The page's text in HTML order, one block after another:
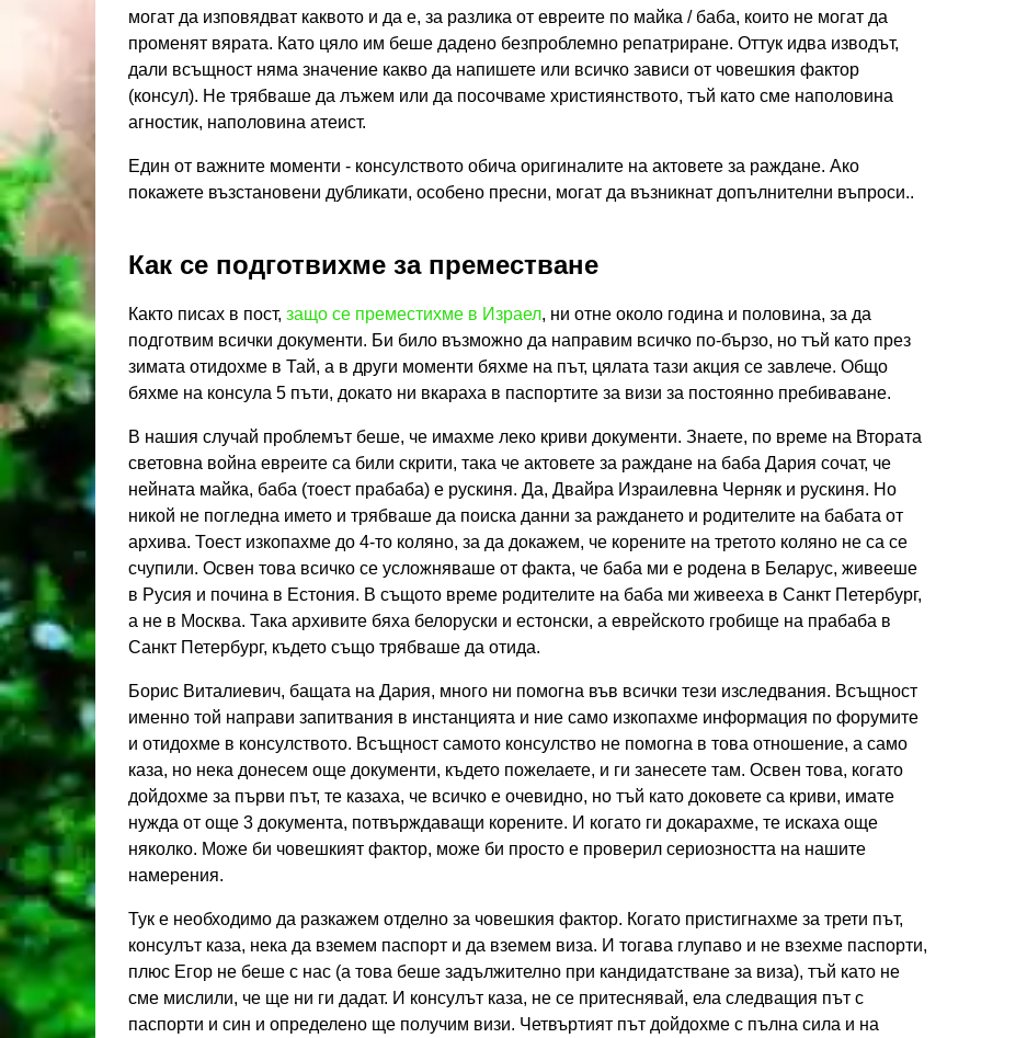
могат да изповядват каквото и да е, за разлика от евреите по майка / баба, които не могат да
променят вярата. Като цяло им беше дадено безпроблемно репатриране. Оттук идва изводът,
дали всъщност няма значение какво да напишете или всичко зависи от човешкия фактор
(консул). Не трябваше да лъжем или да посочваме християнството, тъй като сме наполовина
агностик, наполовина атеист.
Един от важните моменти - консулството обича оригиналите на актовете за раждане. Ако
покажете възстановени дубликати, особено пресни, могат да възникнат допълнителни въпроси..
Как се подготвихме за преместване
Както писах в пост, защо се преместихме в Израел, ни отне около година и половина, за да
подготвим всички документи. Би било възможно да направим всичко по-бързо, но тъй като през
зимата отидохме в Тай, а в други моменти бяхме на път, цялата тази акция се завлече. Общо
бяхме на консула 5 пъти, докато ни вкараха в паспортите за визи за постоянно пребиваване.
В нашия случай проблемът беше, че имахме леко криви документи. Знаете, по време на Втората
световна война евреите са били скрити, така че актовете за раждане на баба Дария сочат, че
нейната майка, баба (тоест прабаба) е рускиня. Да, Двайра Израилевна Черняк и рускиня. Но
никой не погледна името и трябваше да поиска данни за раждането и родителите на бабата от
архива. Тоест изкопахме до 4-то коляно, за да докажем, че корените на третото коляно не са се
счупили. Освен това всичко се усложняваше от факта, че баба ми е родена в Беларус, живееше
в Русия и почина в Естония. В същото време родителите на баба ми живееха в Санкт Петербург,
а не в Москва. Така архивите бяха белоруски и естонски, а еврейското гробище на прабаба в
Санкт Петербург, където също трябваше да отида.
Борис Виталиевич, бащата на Дария, много ни помогна във всички тези изследвания. Всъщност
именно той направи запитвания в инстанцията и ние само изкопахме информация по форумите
и отидохме в консулството. Всъщност самото консулство не помогна в това отношение, а само
каза, но нека донесем още документи, където пожелаете, и ги занесете там. Освен това, когато
дойдохме за първи път, те казаха, че всичко е очевидно, но тъй като доковете са криви, имате
нужда от още 3 документа, потвърждаващи корените. И когато ги докарахме, те искаха още
няколко. Може би човешкият фактор, може би просто е проверил сериозността на нашите
намерения.
Тук е необходимо да разкажем отделно за човешкия фактор. Когато пристигнахме за трети път,
консулът каза, нека да вземем паспорт и да вземем виза. И тогава глупаво и не взехме паспорти,
плюс Егор не беше с нас (а това беше задължително при кандидатстване за виза), тъй като не
сме мислили, че ще ни ги дадат. И консулът каза, не се притеснявай, ела следващия път с
паспорти и син и определено ще получим визи. Четвъртият път дойдохме с пълна сила и на